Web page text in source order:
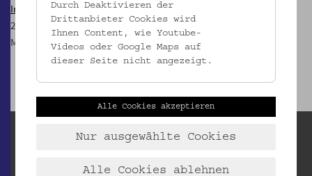
Im Rahmen des Queer Museum Vienna
2022 im Volkskundemuseum Wien zu Gast ist.
Mehr zum Queer Museum Vienna: www.queermuseumvienna.com
Durch Deaktivieren der
Drittanbieter Cookies wird
Ihnen Content, wie Youtube-
Videos oder Google Maps auf
dieser Seite nicht angezeigt.
Alle Cookies akzeptieren
Nur ausgewählte Cookies
Alle Cookies ablehnen